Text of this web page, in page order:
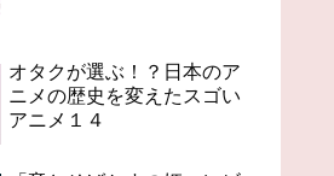
オタクが選ぶ！？日本のア
ニメの歴史を変えたスゴい
アニメ１４